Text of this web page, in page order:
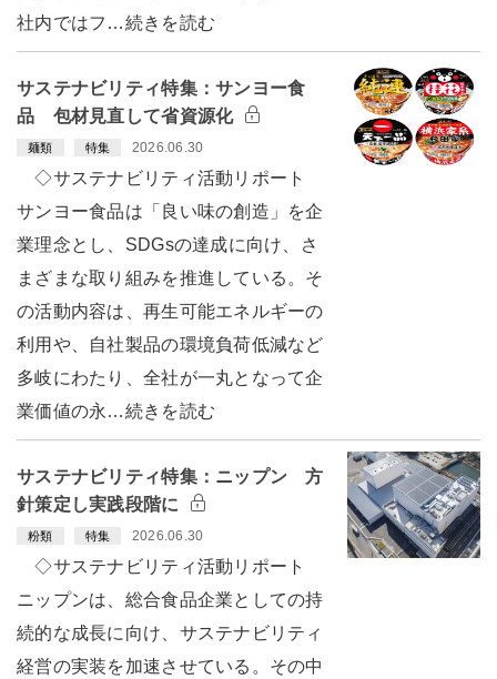
社内ではフ…続きを読む
サステナビリティ特集：サンヨー食
品 包材見直して省資源化
麺類 特集 2026.06.30
◇サステナビリティ活動リポート
サンヨー食品は「良い味の創造」を企
業理念とし、SDGsの達成に向け、さ
まざまな取り組みを推進している。そ
の活動内容は、再生可能エネルギーの
利用や、自社製品の環境負荷低減など
多岐にわたり、全社が一丸となって企
業価値の永…続きを読む
サステナビリティ特集：ニップン 方
針策定し実践段階に
粉類 特集 2026.06.30
◇サステナビリティ活動リポート
ニップンは、総合食品企業としての持
続的な成長に向け、サステナビリティ
経営の実装を加速させている。その中